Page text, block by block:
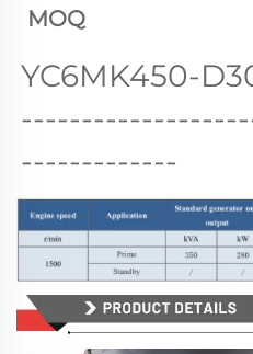
MOQ
YC6MK450-
-------------